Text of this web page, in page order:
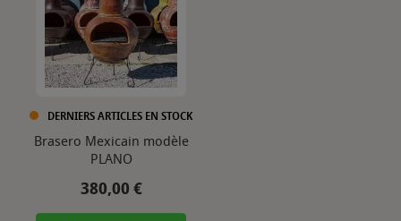
DERNIERS ARTICLES EN STOCK
Brasero Mexicain modèle
PLANO
Prix
380,00 €